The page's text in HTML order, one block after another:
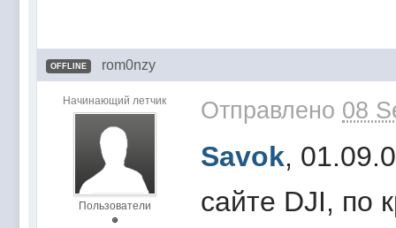
OFFLINE rom0nzy
Начинающий летчик
Пользователи
Отправлено 08
Savok,
сайте DJI, по